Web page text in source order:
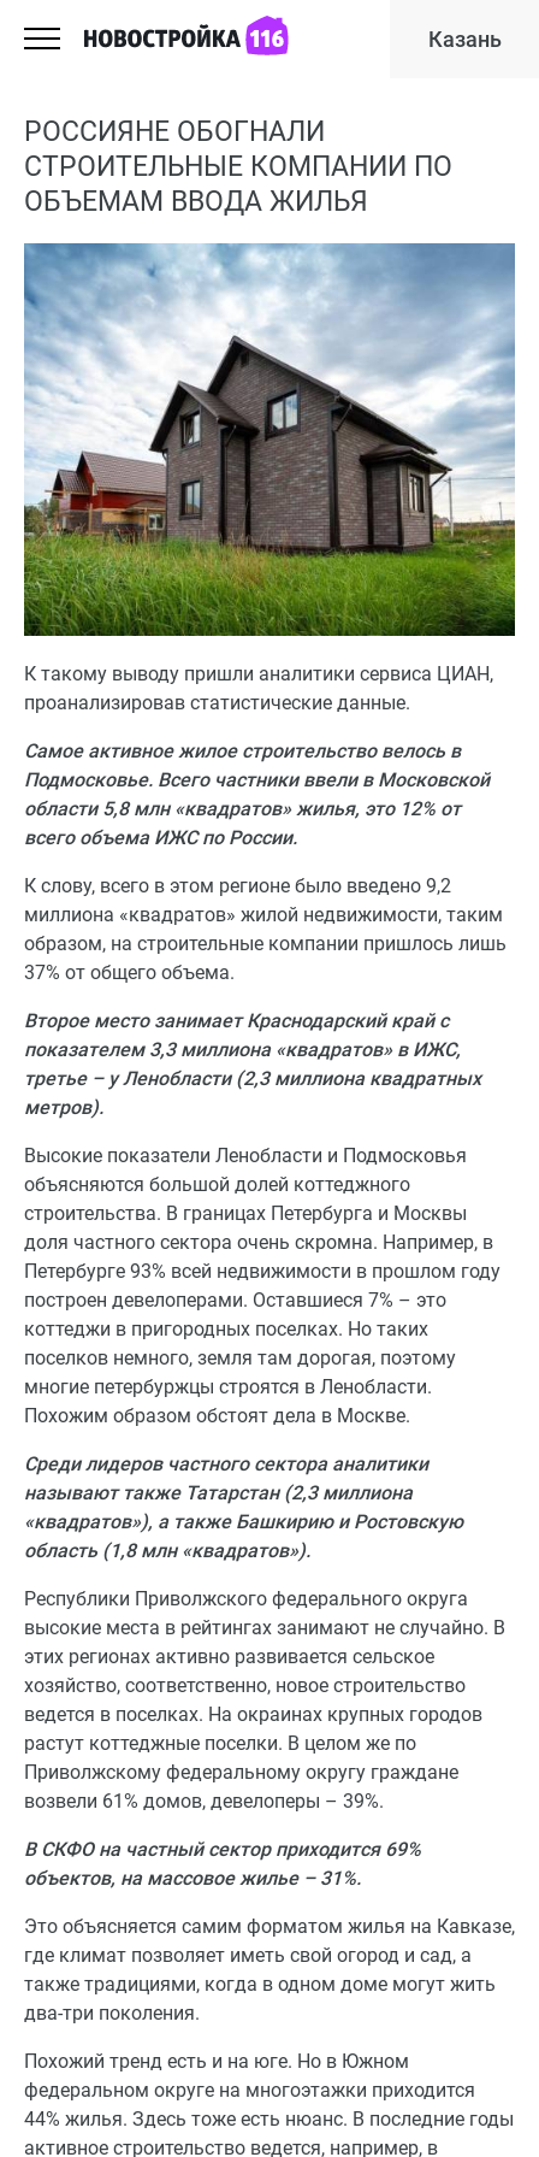
Казань
РОССИЯНЕ ОБОГНАЛИ
СТРОИТЕЛЬНЫЕ КОМПАНИИ ПО
ОБЪЕМАМ ВВОДА ЖИЛЬЯ
К такому выводу пришли аналитики сервиса ЦИАН,
проанализировав статистические данные.
Самое активное жилое строительство велось в
Подмосковье. Всего частники ввели в Московской
области 5,8 млн «квадратов» жилья, это 12% от
всего объема ИЖС по России.
К слову, всего в этом регионе было введено 9,2
миллиона «квадратов» жилой недвижимости, таким
образом, на строительные компании пришлось лишь
37% от общего объема.
Второе место занимает Краснодарский край с
показателем 3,3 миллиона «квадратов» в ИЖС,
третье – у Ленобласти (2,3 миллиона квадратных
метров).
Высокие показатели Ленобласти и Подмосковья
объясняются большой долей коттеджного
строительства. В границах Петербурга и Москвы
доля частного сектора очень скромна. Например, в
Петербурге 93% всей недвижимости в прошлом году
построен девелоперами. Оставшиеся 7% – это
коттеджи в пригородных поселках. Но таких
поселков немного, земля там дорогая, поэтому
многие петербуржцы строятся в Ленобласти.
Похожим образом обстоят дела в Москве.
Среди лидеров частного сектора аналитики
называют также Татарстан (2,3 миллиона
«квадратов»), а также Башкирию и Ростовскую
область (1,8 млн «квадратов»).
Республики Приволжского федерального округа
высокие места в рейтингах занимают не случайно. В
этих регионах активно развивается сельское
хозяйство, соответственно, новое строительство
ведется в поселках. На окраинах крупных городов
растут коттеджные поселки. В целом же по
Приволжскому федеральному округу граждане
возвели 61% домов, девелоперы – 39%.
В СКФО на частный сектор приходится 69%
объектов, на массовое жилье – 31%.
Это объясняется самим форматом жилья на Кавказе,
где климат позволяет иметь свой огород и сад, а
также традициями, когда в одном доме могут жить
два-три поколения.
Похожий тренд есть и на юге. Но в Южном
федеральном округе на многоэтажки приходится
44% жилья. Здесь тоже есть нюанс. В последние годы
активное строительство ведется, например, в